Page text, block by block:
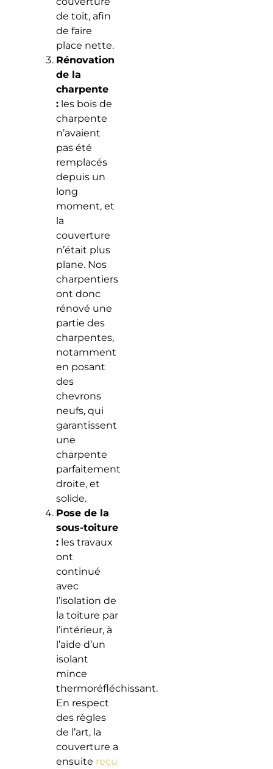
de toit, afin
de faire
place nette.
Rénovation
de la
charpente
:les bois de
charpente
n’avaient
pas été
remplacés
depuis un
long
moment, et
la
couverture
n’était plus
plane. Nos
charpentiers
ont donc
rénové une
partie des
charpentes,
notamment
en posant
des
chevrons
neufs, qui
garantissent
une
charpente
parfaitement
droite, et
solide.
Pose de la
sous-toiture
:les travaux
ont
continué
avec
l’isolation de
la toiture par
l’intérieur, à
l’aide d’un
isolant
mince
thermoréfléchissant.
En respect
des règles
de l’art, la
couverture a
ensuite reçu